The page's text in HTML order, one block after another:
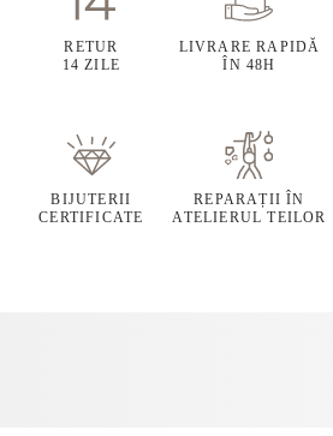
RETUR
14 ZILE
LIVRARE RAPIDĂ
ÎN 48H
BIJUTERII
CERTIFICATE
REPARAȚII ÎN
ATELIERUL TEILOR